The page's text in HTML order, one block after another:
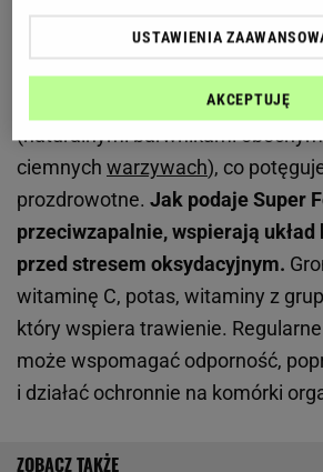
skórce kryje się więcej, niż się
Zawierają likopen, silny
odmianie występuje w połączeniu
(naturalnymi barwnikami
ciemnych warzywach), co
prozdrowotne. Jak podaje Super
przeciwzapalnie, wspierają
przed stresem oksydacyjnym.
witaminę C, potas, witaminy z
który wspiera trawienie.
może wspomagać odporność,
i działać ochronnie na komórki
USTAWIENIA
AKCEPTUJĘ